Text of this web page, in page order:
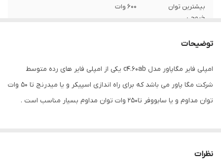
بیشترین توان
خروجی
600 وات
تعداد کانال
توان خروجی مداوم
در هر کانال 4 اهم
50 وات
توضیحات
امپلی فایر مگاپاور مدل c4.60ab یکی از امپلی فایر های رده متوسط
شرکت مگا پاور می باشد که برای راه اندازی اسپیکر و یا میدرنج تا 50 وات
توان مداوم و یا سابووفر تا250 وات توان مداوم بسیار مناسب است .
نظرات